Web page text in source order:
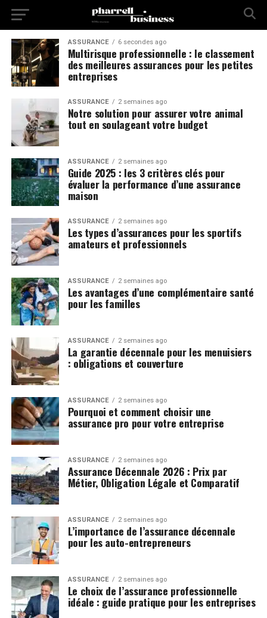
ASSURANCE 6 secondes ago
Multirisque professionnelle : le classement
des meilleures assurances pour les petites
entreprises
ASSURANCE 2 semaines ago
Notre solution pour assurer votre animal
tout en soulageant votre budget
ASSURANCE 2 semaines ago
Guide 2025 : les 3 critères clés pour
évaluer la performance d’une assurance
maison
ASSURANCE 2 semaines ago
Les types d’assurances pour les sportifs
amateurs et professionnels
ASSURANCE 2 semaines ago
Les avantages d’une complémentaire santé
pour les familles
ASSURANCE 2 semaines ago
La garantie décennale pour les menuisiers
: obligations et couverture
ASSURANCE 2 semaines ago
Pourquoi et comment choisir une
assurance pro pour votre entreprise
ASSURANCE 2 semaines ago
Assurance Décennale 2026 : Prix par
Métier, Obligation Légale et Comparatif
ASSURANCE 2 semaines ago
L’importance de l’assurance décennale
pour les auto-entrepreneurs
ASSURANCE 2 semaines ago
Le choix de l’assurance professionnelle
idéale : guide pratique pour les entreprises